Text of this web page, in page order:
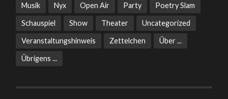
Musik Nyx Open Air Party Poetry Slam
Schauspiel Show Theater Uncategorized
Veranstaltungshinweis Zettelchen Über ...
Übrigens ...